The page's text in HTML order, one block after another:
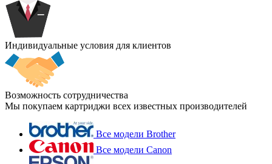
Индивидуальные условия для клиентов
Возможность сотрудничества
Мы покупаем картриджи всех известных производителей
Все модели Brother
Все модели Canon